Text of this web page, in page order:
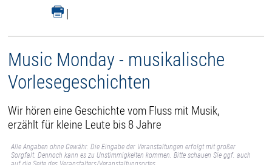
|
Music Monday - musikalische
Vorlesegeschichten
Wir hören eine Geschichte vom Fluss mit Musik,
erzählt für kleine Leute bis 8 Jahre
Alle Angaben ohne Gewähr. Die Eingabe der Veranstaltungen erfolgt mit großer
Sorgfalt. Dennoch kann es zu Unstimmigkeiten kommen. Bitte schauen Sie ggf. auch